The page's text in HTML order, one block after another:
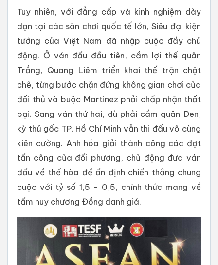
Tuy nhiên, với đẳng cấp và kinh nghiệm dày
dạn tại các sân chơi quốc tế lớn, Siêu đại kiện
tướng của Việt Nam đã nhập cuộc đầy chủ
động. Ở ván đấu đầu tiên, cầm lợi thế quân
Trắng, Quang Liêm triển khai thế trận chặt
chẽ, từng bước chặn đứng không gian chơi của
đối thủ và buộc Martinez phải chấp nhận thất
bại. Sang ván thứ hai, dù phải cầm quân Đen,
kỳ thủ gốc TP. Hồ Chí Minh vẫn thi đấu vô cùng
kiên cường. Anh hóa giải thành công các đợt
tấn công của đối phương, chủ động đưa ván
đấu về thế hòa để ấn định chiến thắng chung
cuộc với tỷ số 1,5 - 0,5, chính thức mang về
tấm huy chương Đồng danh giá.